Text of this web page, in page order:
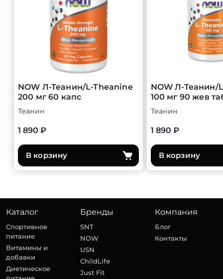
NOW Л-Теанин/L-Theanine
200 мг 60 капс
Теанин
1 890 ₽
В корзину
NOW Л-Теанин/
100 мг 90 жев
Теанин
1 890 ₽
В корзину
Каталог
Спортивное
питание
Витамины и
добавки
Диетическое
Бренды
SNT
NOW
USN
ChildLife
Just Fit
Компания
Блог
Контакты